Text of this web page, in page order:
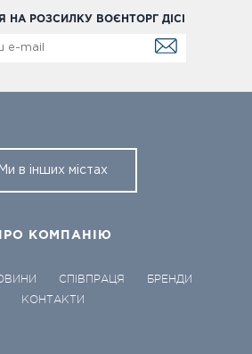
НА РОЗСИЛКУ ВОЄНТОРГ ДІСІ
Ми в інших містах
КОМПАНІЮ
СПІВПРАЦЯ
БРЕНДИ
КОНТАКТИ